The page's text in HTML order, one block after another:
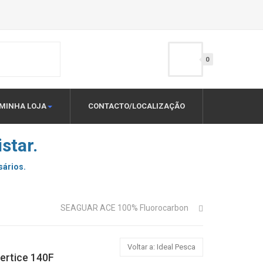
0
LOJA CONTACTO/LOCALIZAÇÃO
SEAGUAR ACE 100% Fluorocarbon
Voltar a: Ideal Pesca
140F